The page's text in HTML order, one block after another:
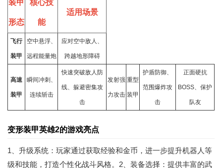
装甲
形态
核心技
能
适用场景
飞行
装甲
空中悬浮、
远程能量炮
应对空中敌人、
跨越地形障碍
高速
装甲
瞬间冲刺、
连续斩击
快速突破敌人防
线、躲避密集攻
击
发射强
力攻击
重型
装甲
护盾防御、
范围爆炸攻
击
正面硬抗
BOSS、保护
队友
变形装甲英雄2的游戏亮点
1、升级系统：玩家通过获取经验和金币，进一步提升机器人等
级和技能，打造个性化战斗风格。2、装备选择：提供丰富的武